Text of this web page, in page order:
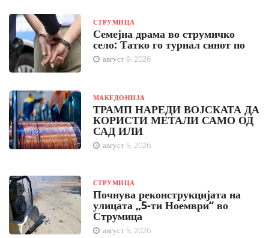
СТРУМИЦА
Семејна драма во струмичко
село: Татко го турнал синот по
август 9, 2026
МАКЕДОНИЈА
ТРАМП НАРЕДИ ВОЈСКАТА ДА
КОРИСТИ МЕТАЛИ САМО ОД
САД ИЛИ
август 5, 2026
СТРУМИЦА
Почнува реконструкцијата на
улицата „5-ти Ноември“ во
Струмица
август 5, 2026